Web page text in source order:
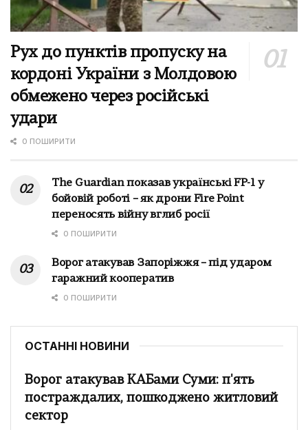
Рух до пунктів пропуску на
кордоні України з Молдовою
обмежено через російські
удари
0 ПОШИРИТИ
The Guardian показав українські FP-1 у
бойовій роботі – як дрони Fire Point
переносять війну вглиб росії
0 ПОШИРИТИ
Ворог атакував Запоріжжя – під ударом
гаражний кооператив
0 ПОШИРИТИ
ОСТАННІ НОВИНИ
Ворог атакував КАБами Суми: п'ять
постраждалих, пошкоджено житловий
сектор